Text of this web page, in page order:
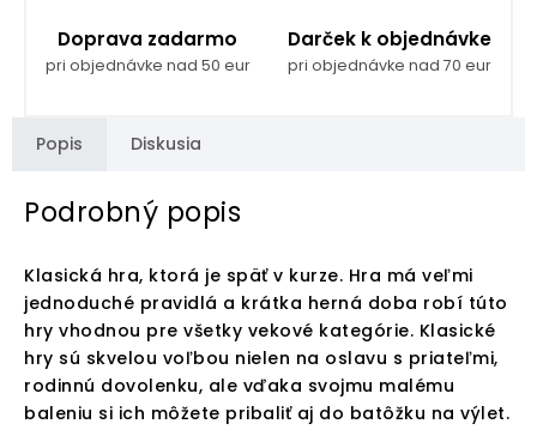
Doprava zadarmo
pri objednávke nad 50 eur
Darček k objednávke
pri objednávke nad 70 eur
Popis Diskusia
Podrobný popis
Klasická hra, ktorá je späť v kurze. Hra má veľmi
jednoduché pravidlá a krátka herná doba robí túto
hry vhodnou pre všetky vekové kategórie. Klasické
hry sú skvelou voľbou nielen na oslavu s priateľmi,
rodinnú dovolenku, ale vďaka svojmu malému
baleniu si ich môžete pribaliť aj do batôžku na výlet.